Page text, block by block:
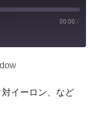
00:00 /
イーロン、など